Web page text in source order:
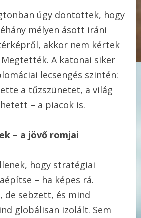
úgy döntöttek, hogy
mélyen ásott iráni
akkor nem kértek
A katonai siker
lecsengés szintén:
a tűzszünetet, a világ
– a piacok is.
– a jövő romjai
hogy stratégiai
– ha képes rá.
de sebzett, és mind
globálisan izolált. Sem